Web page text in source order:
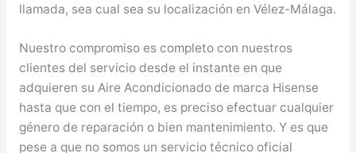
llamada, sea cual sea su localización en Vélez-Málaga.
Nuestro compromiso es completo con nuestros
clientes del servicio desde el instante en que
adquieren su Aire Acondicionado de marca Hisense
hasta que con el tiempo, es preciso efectuar cualquier
género de reparación o bien mantenimiento. Y es que
pese a que no somos un servicio técnico oficial